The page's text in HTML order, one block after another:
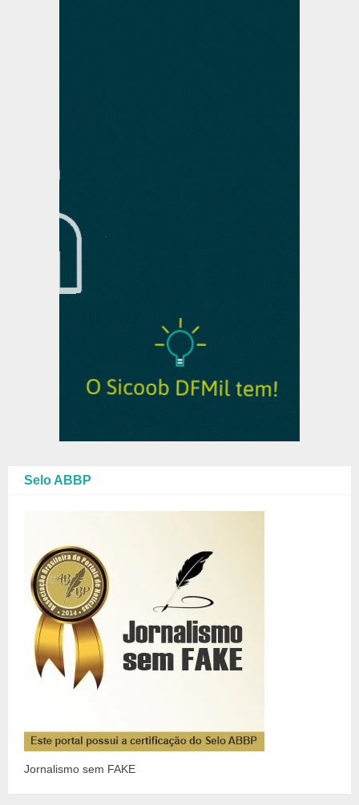
Selo ABBP
Jornalismo sem FAKE